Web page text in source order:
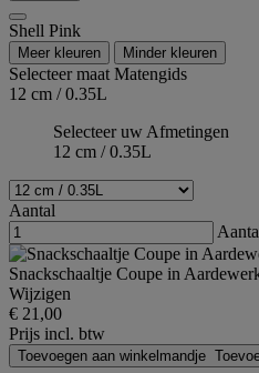
Shell Pink
Meer kleuren Minder kleuren
Selecteer maatMatengids
12 cm / 0.35L
Selecteer uw Afmetingen
12 cm / 0.35L
Aantal
Snackschaaltje Coupe in
Wijzigen
€ 21,00
Prijs incl. btw
Toevoegen aan winkelmandje